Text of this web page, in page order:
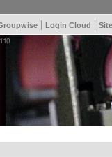
| Login Cloud |